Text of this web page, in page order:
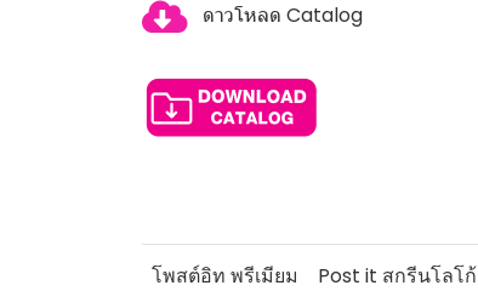
ดาวโหลด Catalog
โพสต์อิท พรีเมียม Post it สกรีนโลโก้